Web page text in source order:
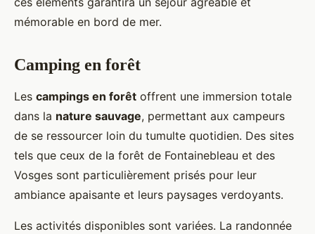
mémorable en bord de mer.
Camping en forêt
Les campings en forêt offrent une immersion totale
dans la nature sauvage, permettant aux campeurs
de se ressourcer loin du tumulte quotidien. Des sites
tels que ceux de la forêt de Fontainebleau et des
Vosges sont particulièrement prisés pour leur
ambiance apaisante et leurs paysages verdoyants.
Les activités disponibles sont variées. La randonnée